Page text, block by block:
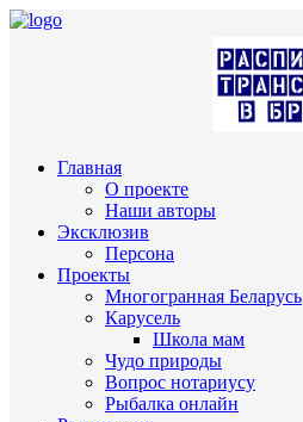
Главная
О проекте
Наши авторы
Эксклюзив
Персона
Проекты
Многогранная Беларусь
Карусель
Школа мам
Чудо природы
Вопрос нотариусу
Рыбалка онлайн